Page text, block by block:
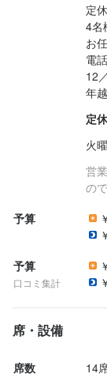
定
4名
お
電
12
年
定
火
営
の
予算
予算
口コミ集計
席・設備
席数 14